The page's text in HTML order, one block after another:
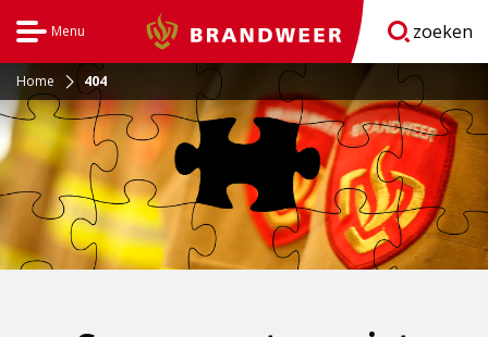
Menu Brandweer zoeken
Home 404